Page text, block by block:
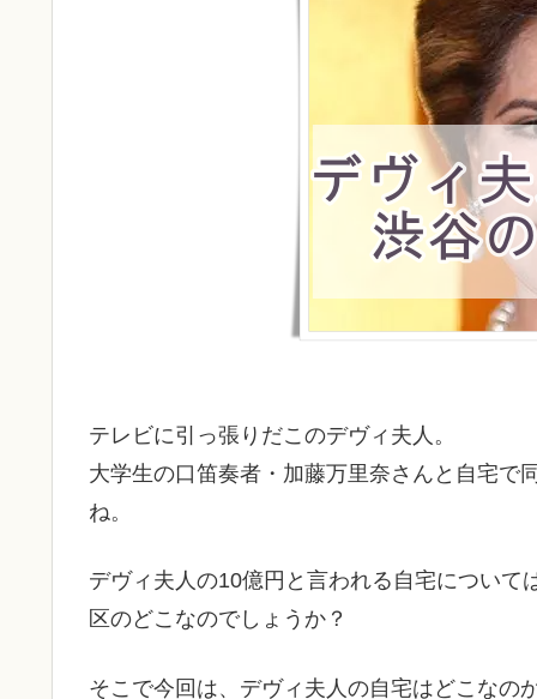
テレビに引っ張りだこのデヴィ夫人。
大学生の口笛奏者・加藤万里奈さんと自宅で
ね。
デヴィ夫人の10億円と言われる自宅につい
区のどこなのでしょうか？
そこで今回は、デヴィ夫人の自宅はどこなの